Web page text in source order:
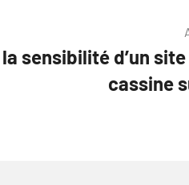
sensibilité d’un
cassine